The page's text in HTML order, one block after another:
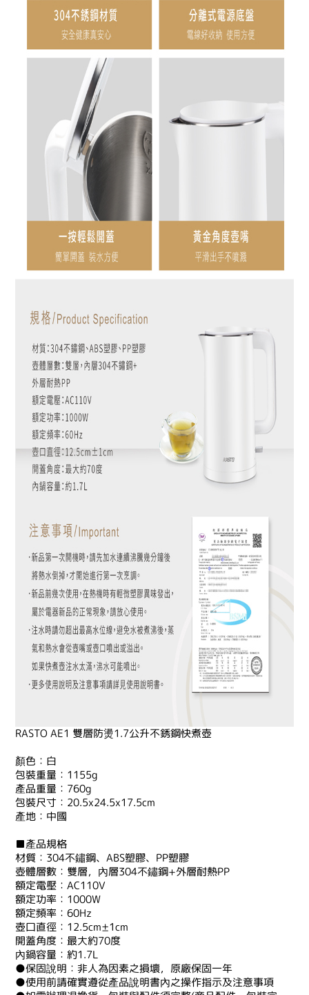
RASTO AE1 雙層防燙1.7公升不銹鋼快煮壺
顏色：白
包裝重量：1155g
產品重量：760g
包裝尺寸：20.5x24.5x17.5cm
產地：中國
■產品規格
材質：304不鏽鋼、ABS塑膠、PP塑膠
壺體層數：雙層，內層304不鏽鋼+外層耐熱PP
額定電壓：AC110V
額定功率：1000W
額定頻率：60Hz
壺口直徑：12.5cm±1cm
開蓋角度：最大約70度
內鍋容量：約1.7L
●保固說明：非人為因素之損壞，原廠保固一年
●使用前請確實遵從產品說明書內之操作指示及注意事項